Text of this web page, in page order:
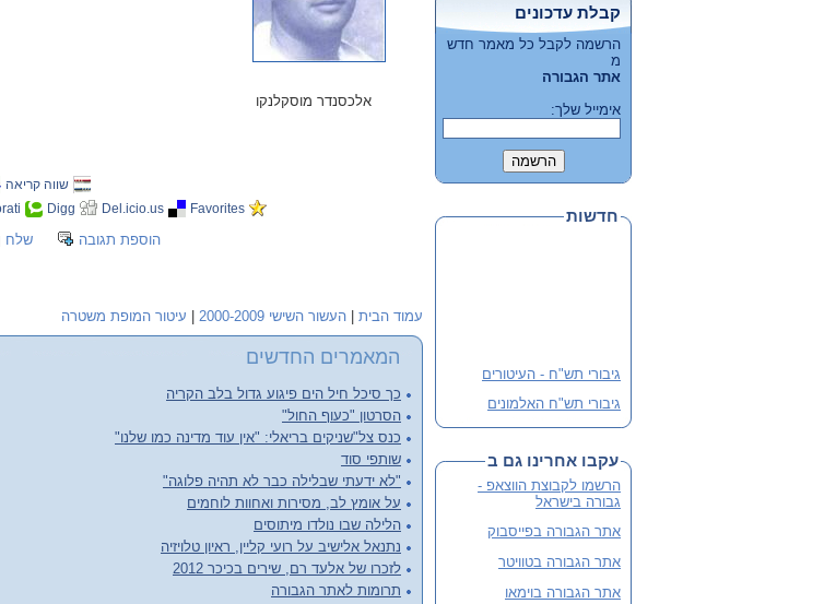
אלכסנדר מוסקלנקו
שווה קריאה
Favorites
Del.icio.us
Digg
הוספת תגובה שלח
עמוד הבית העשור השישי 2000-2009 עיטור המופת משטרה
המאמרים החדשים
כך סיכל חיל הים פיגוע גדול בלב הקריה
הסרטון "כעוף החול"
כנס צל"שניקים בריאלי: "אין עוד מדינה כמו שלנו"
שותפי סוד
"לא ידעתי שבלילה כבר לא תהיה פלוגה"
על אומץ לב, מסירות ואחוות לוחמים
הלילה שבו נולדו מיתוסים
נתנאל אלישיב על רועי קליין, ראיון טלויזיה
לזכרו של אלעד רם, שירים בכיכר 2012
תרומות לאתר הגבורה
קבלת עדכונים
הרשמה לקבל כל מאמר חדש
מ
אתר הגבורה
אימייל שלך:
חדשות
גיבורי תש"ח - העיטורים
גיבורי תש"ח האלמונים
פלוגה י' שבלב מהדורה 3
שתי מהדורות קודמות אזלו
והנוכחית מורחבת
לסיוע ותרומה
עקבו אחרינו גם ב
הרשמו לקבוצת הווצאפ -
גבורה בישראל
אתר הגבורה בפייסבוק
אתר הגבורה בטוויטר
אתר הגבורה בוימאו